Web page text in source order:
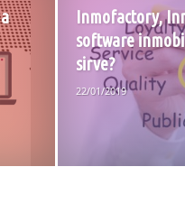
Inmofactory,
software
sirve?
22/01/2019